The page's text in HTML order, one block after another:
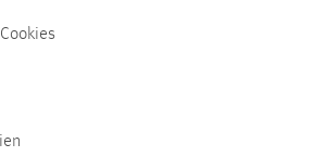
Pressemeldungen
ERASMUS+ STAFF